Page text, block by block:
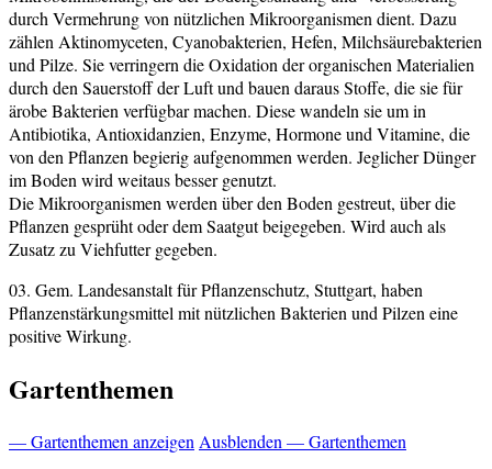
durch Vermehrung von nützlichen Mikroorganismen dient. Dazu
zählen Aktinomyceten, Cyanobakterien, Hefen, Milchsäurebakterien
und Pilze. Sie verringern die Oxidation der organischen Materialien
durch den Sauerstoff der Luft und bauen daraus Stoffe, die sie für
ärobe Bakterien verfügbar machen. Diese wandeln sie um in
Antibiotika, Antioxidanzien, Enzyme, Hormone und Vitamine, die
von den Pflanzen begierig aufgenommen werden. Jeglicher Dünger
im Boden wird weitaus besser genutzt.
Die Mikroorganismen werden über den Boden gestreut, über die
Pflanzen gesprüht oder dem Saatgut beigegeben. Wird auch als
Zusatz zu Viehfutter gegeben.
03. Gem. Landesanstalt für Pflanzenschutz, Stuttgart, haben
Pflanzenstärkungsmittel mit nützlichen Bakterien und Pilzen eine
positive Wirkung.
Gartenthemen
— Gartenthemen anzeigen Ausblenden — Gartenthemen